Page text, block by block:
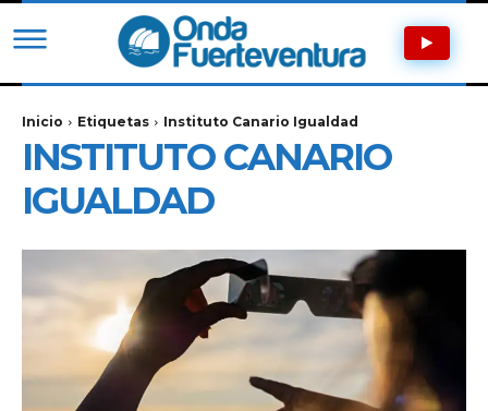
Inicio Etiquetas Instituto Canario Igualdad
INSTITUTO CANARIO
IGUALDAD